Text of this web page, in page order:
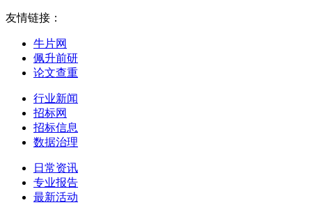
友情链接：
牛片网
佩升前研
论文查重
行业新闻
招标网
招标信息
数据治理
日常资讯
专业报告
最新活动